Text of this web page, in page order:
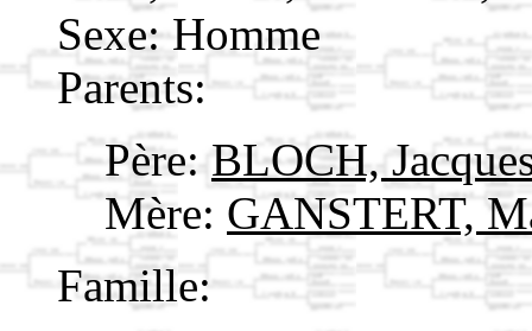
Sexe: Homme
Parents:
Père:BLOCH,
Mère: GANSTERT,
Famille: